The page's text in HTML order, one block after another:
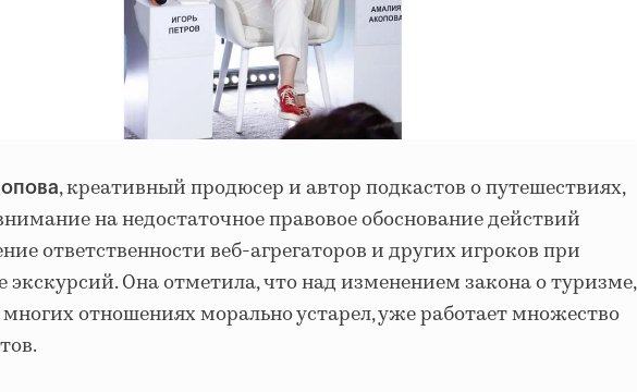
, креативный продюсер и автор подкастов о путешествиях,
на недостаточное правовое обоснование действий
ответственности веб-агрегаторов и других игроков при
экскурсий. Она отметила, что над изменением закона о туризме,
отношениях морально устарел, уже работает множество